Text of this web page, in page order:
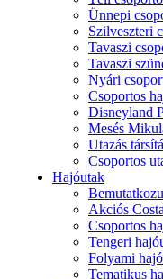
Ünnepi
Szilveszteri
Tavaszi
Tavaszi
Nyári
Csoportos
Disneyland
Mesés
Utazás
Csoportos
Hajóutak
Akciós
Csoportos
Tengeri
Folyami
Tematikus